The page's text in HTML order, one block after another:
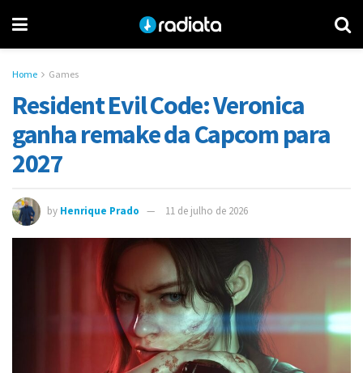
Home Games
Resident Evil Code: Veronica
ganha remake da Capcom para
2027
by Henrique Prado 11 de julho de 2026